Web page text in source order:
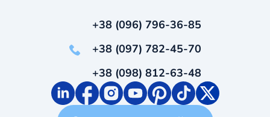
+38 (096) 796-36-85
+38 (097) 782-45-70
+38 (098) 812-63-48